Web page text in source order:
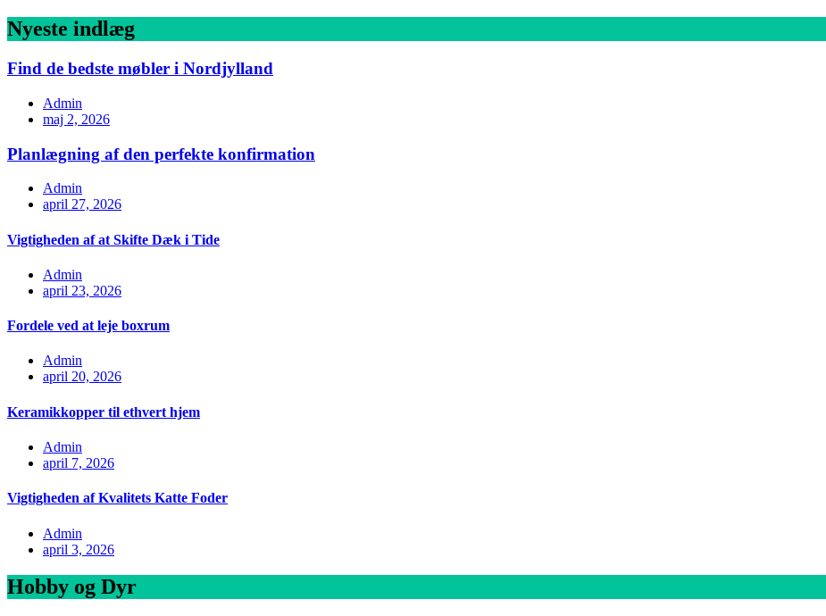
Nyeste indlæg
Find de bedste møbler i Nordjylland
Admin
maj 2, 2026
Planlægning af den perfekte konfirmation
Admin
april 27, 2026
Vigtigheden af at Skifte Dæk i Tide
Admin
april 23, 2026
Fordele ved at leje boxrum
Admin
april 20, 2026
Keramikkopper til ethvert hjem
Admin
april 7, 2026
Vigtigheden af Kvalitets Katte Foder
Admin
april 3, 2026
Hobby og Dyr